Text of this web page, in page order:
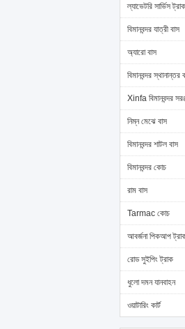
ল্যাভেটরি সার্ভিস ট্রাক
বিমানবন্দর যাত্রী বাস
অ্যারো বাস
বিমানবন্দর স্থানান্তর
Xinfa বিমানবন্দর
নিম্ন মেঝে বাস
বিমানবন্দর শাটল বাস
বিমানবন্দর কোচ
রাম বাস
Tarmac কোচ
আবর্জনা পিকআপ
রোড সুইপিং ট্রাক
ধুলো দমন যানবাহন
ওয়াটারিং কার্ট